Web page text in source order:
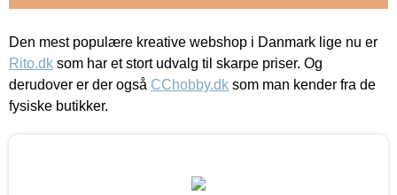
Den mest populære kreative webshop i Danmark lige nu er
Rito.dk som har et stort udvalg til skarpe priser. Og
derudover er der også CChobby.dk som man kender fra de
fysiske butikker.